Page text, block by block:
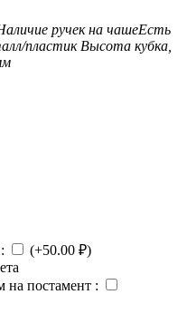
ручек на чашеЕсть
пластик Высота кубка,
: (+50.00 ₽)
на постамент :